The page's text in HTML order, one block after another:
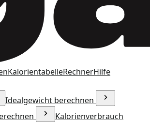
KalorientabelleRechnerHilfe
Idealgewicht berechnen
Kalorienverbrauch